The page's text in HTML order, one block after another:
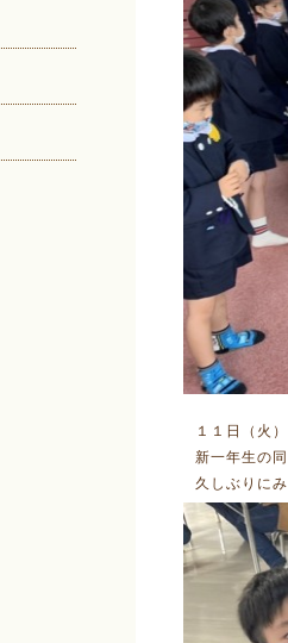
１１日（火）
新一年生の
久しぶりに